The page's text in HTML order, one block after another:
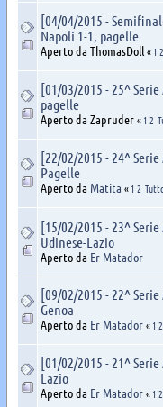
[04/04/2015 -
Napoli 1-1, pagelle
Aperto da ThomasDoll«1 2
[01/03/2015 - 25^
pagelle
Aperto da Zapruder«1 2
[22/02/2015 - 24^
Pagelle
Aperto da Matita «1 2
[15/02/2015 - 23^
Udinese-Lazio
Aperto da Er Matador
[09/02/2015 - 22^
Genoa
Aperto da Er Matador «1 2
[01/02/2015 - 21^
Lazio
Aperto da Er Matador «1 2